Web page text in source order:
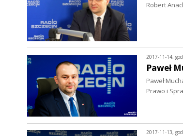
Robert
2017-11-14,
Paweł
Paweł
Prawo i
2017-11-13,